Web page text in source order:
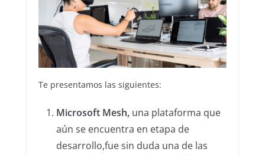
Te presentamos las siguientes:
Microsoft Mesh, una plataforma que
aún se encuentra en etapa de
desarrollo,fue sin duda una de las